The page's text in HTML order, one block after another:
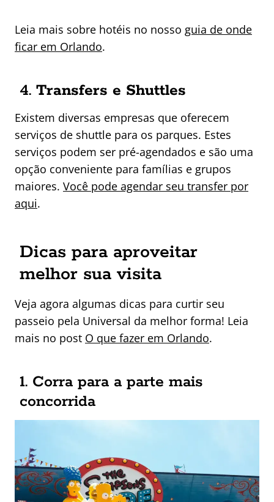
Leia mais sobre hotéis no nosso guia de onde
ficar em Orlando.
4. Transfers e Shuttles
Existem diversas empresas que oferecem
serviços de shuttle para os parques. Estes
serviços podem ser pré-agendados e são uma
opção conveniente para famílias e grupos
maiores. Você pode agendar seu transfer por
aqui.
Dicas para aproveitar
melhor sua visita
Veja agora algumas dicas para curtir seu
passeio pela Universal da melhor forma! Leia
mais no post O que fazer em Orlando.
1. Corra para a parte mais
concorrida